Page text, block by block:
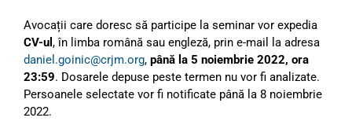
Avocații care doresc să participe la seminar vor expedia
CV-ul , în limba română sau engleză, prin e-mail la adresa
daniel.goinic@crjm.org, până la 5 noiembrie 2022, ora
23:59. Dosarele depuse peste termen nu vor fi analizate.
Persoanele selectate vor fi notificate până la 8 noiembrie
2022.